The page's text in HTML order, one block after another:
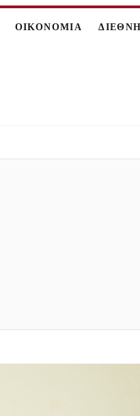
ΟΙΚΟΝΟΜΙΑ ΔΙΕΘΝΗ